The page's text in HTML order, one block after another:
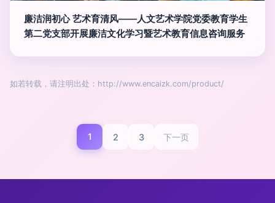
廉洁润初心 艺术育清风——人文艺术学院党委教育学生
第二党支部开展廉洁文化学习暨艺术教育信息咨询服务
如若转载，请注明出处：http://www.encaizk.com/product/
1 2 3 下一页